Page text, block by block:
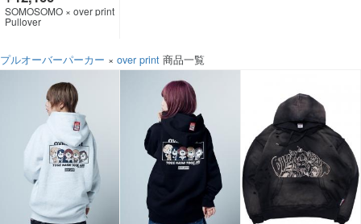
SOMOSOMO × over print
Pullover
プルオーバーパーカー × over print 商品一覧